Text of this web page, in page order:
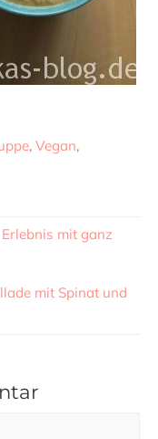
, Vegan,
mit ganz
mit Spinat und